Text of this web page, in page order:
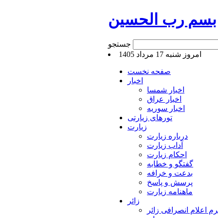
بسم رب الحسین
امروز شنبه 17 مرداد 1405
صفحه نخست
اخبار
اخبار شمسا
اخبار عراق
اخبار سوریه
تورهای زیارتی
زیارت
درباره زیارت
آداب زیارت
احکام زیارت
گفتگو و خطابه
بدعت و خرافه
پرسش و پاسخ
ماهنامه زیارت
زائر
اعلام انصرافی زائر